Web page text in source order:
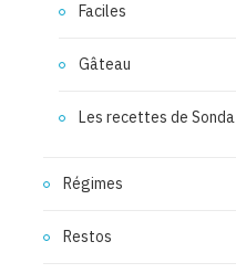
Faciles
Gâteau
Les recettes de Sonda
Régimes
Restos